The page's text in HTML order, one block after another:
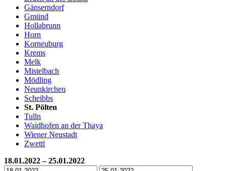
Gänserndorf
Gmünd
Hollabrunn
Horn
Korneuburg
Krems
Melk
Mistelbach
Mödling
Neunkirchen
Scheibbs
St. Pölten
Tulln
Waidhofen an der Thaya
Wiener Neustadt
Zwettl
18.01.2022 – 25.01.2022